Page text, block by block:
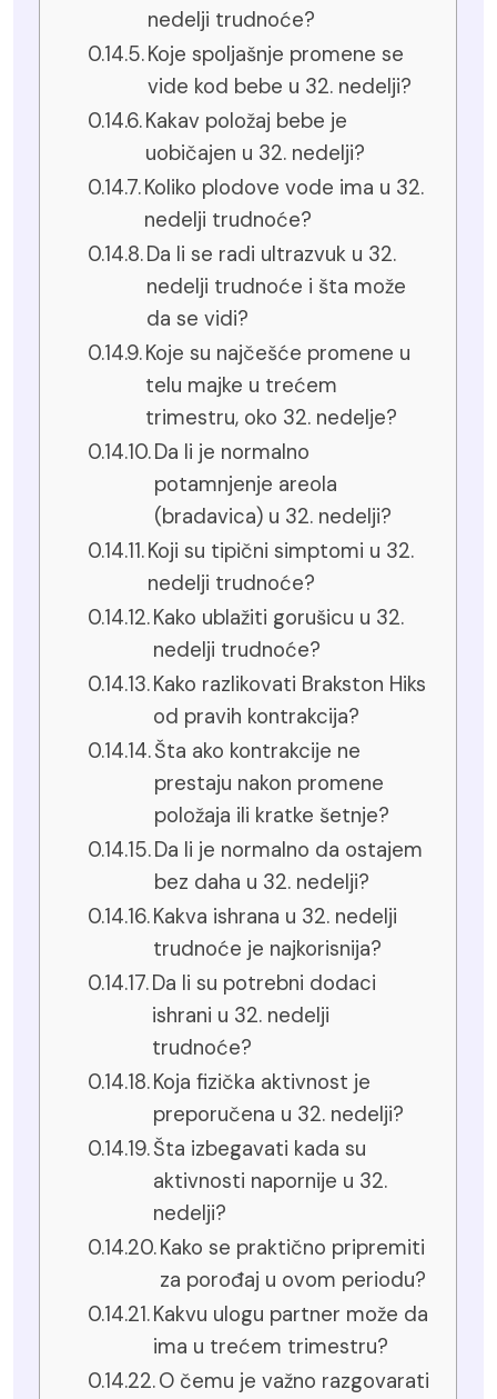
nedelji trudnoće?
Koje spoljašnje promene se
vide kod bebe u 32. nedelji?
Kakav položaj bebe je
uobičajen u 32. nedelji?
Koliko plodove vode ima u 32.
nedelji trudnoće?
Da li se radi ultrazvuk u 32.
nedelji trudnoće i šta može
da se vidi?
Koje su najčešće promene u
telu majke u trećem
trimestru, oko 32. nedelje?
Da li je normalno
potamnjenje areola
(bradavica) u 32. nedelji?
Koji su tipični simptomi u 32.
nedelji trudnoće?
Kako ublažiti gorušicu u 32.
nedelji trudnoće?
Kako razlikovati Brakston Hiks
od pravih kontrakcija?
Šta ako kontrakcije ne
prestaju nakon promene
položaja ili kratke šetnje?
Da li je normalno da ostajem
bez daha u 32. nedelji?
Kakva ishrana u 32. nedelji
trudnoće je najkorisnija?
Da li su potrebni dodaci
ishrani u 32. nedelji
trudnoće?
Koja fizička aktivnost je
preporučena u 32. nedelji?
Šta izbegavati kada su
aktivnosti napornije u 32.
nedelji?
Kako se praktično pripremiti
za porođaj u ovom periodu?
Kakvu ulogu partner može da
ima u trećem trimestru?
O čemu je važno razgovarati